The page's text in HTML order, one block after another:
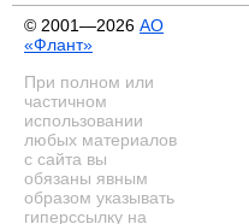
© 2001—2026 АО
«Флант»
При полном или
частичном
использовании
любых материалов
с сайта вы
обязаны явным
образом указывать
гиперссылку на